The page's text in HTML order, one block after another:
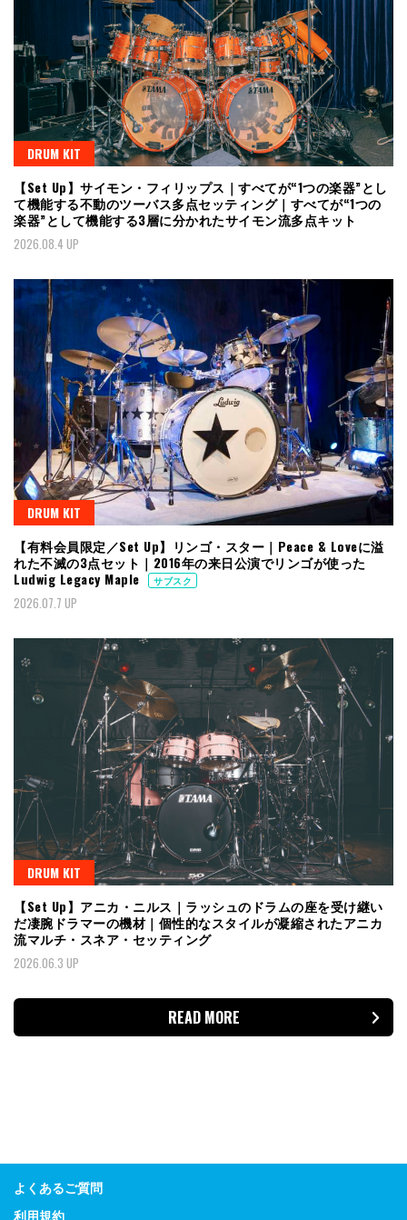
DRUM KIT
【Set Up】サイモン・フィリップス｜すべてが“1つの楽器”とし
て機能する不動のツーバス多点セッティング｜すべてが“1つの
楽器”として機能する3層に分かれたサイモン流多点キット
2026.08.4 UP
DRUM KIT
【有料会員限定／Set Up】リンゴ・スター｜Peace & Loveに溢
れた不滅の3点セット｜2016年の来日公演でリンゴが使った
Ludwig Legacy Maple
サブスク
2026.07.7 UP
DRUM KIT
【Set Up】アニカ・ニルス｜ラッシュのドラムの座を受け継い
だ凄腕ドラマーの機材｜個性的なスタイルが凝縮されたアニカ
流マルチ・スネア・セッティング
2026.06.3 UP
READ MORE
よくあるご質問
利用規約